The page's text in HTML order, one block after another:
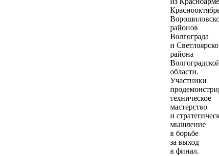
районов
Волгограда
и
района
области.
Участники
техническое
мастерство
и
мышление
в борьбе
за выход
в финал.